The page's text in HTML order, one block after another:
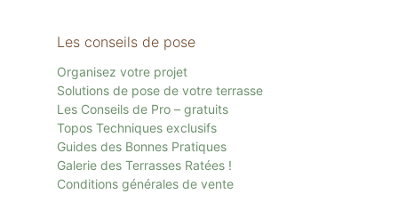
Les conseils de pose
Organisez votre projet
Solutions de pose de votre terrasse
Les Conseils de Pro – gratuits
Topos Techniques exclusifs
Guides des Bonnes Pratiques
Galerie des Terrasses Ratées !
Conditions générales de vente